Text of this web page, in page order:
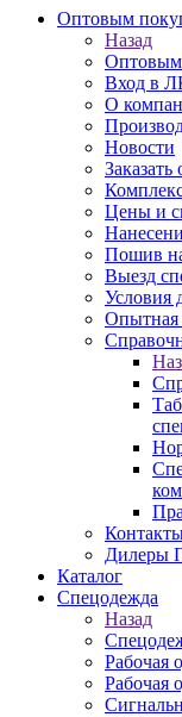
Оптовым
Назад
Оптовым
Вход в
О
Новости
Заказать
Цены и
Пошив
Выезд
Условия
Опытная
Дилеры
Каталог
Спецодежда
Назад
Рабочая
Рабочая